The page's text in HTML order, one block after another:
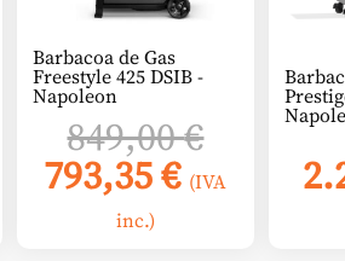
Barbacoa de Gas
Freestyle 425 DSIB -
Napoleon
849,00€El
precio
793,35€El
(IVA
inc.)